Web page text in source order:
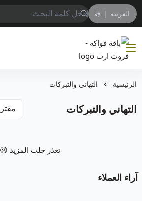
العربية |
باقة فواكه - فروت ارت
الرئيسية التهاني والتبركات
التهاني والتبركات
تعذر جلب المزيد 😢
آراء العملاء